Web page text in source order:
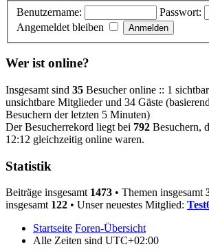
Benutzername: Passwort:
Angemeldet bleiben
Wer ist online?
Insgesamt sind 35 Besucher online :: 1
unsichtbare Mitglieder und 34 Gäste
Besuchern der letzten 5 Minuten)
Der Besucherrekord liegt bei 792 Besuchern,
12:12 gleichzeitig online waren.
Statistik
Beiträge insgesamt 1473 • Themen insgesamt
insgesamt 122 • Unser neuestes Mitglied:
Startseite Foren-Übersicht
Alle Zeiten sind UTC+02:00